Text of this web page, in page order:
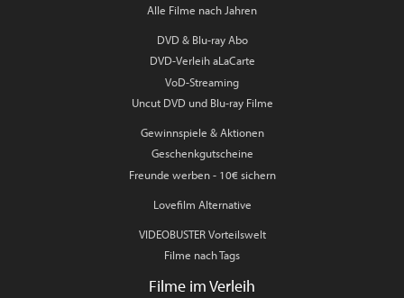
Alle Filme nach Jahren
DVD & Blu-ray Abo
DVD-Verleih aLaCarte
VoD-Streaming
Uncut DVD und Blu-ray Filme
Gewinnspiele & Aktionen
Geschenkgutscheine
Freunde werben - 10€ sichern
Lovefilm Alternative
VIDEOBUSTER Vorteilswelt
Filme nach Tags
Filme im Verleih